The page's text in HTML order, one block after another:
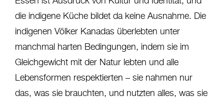
die indigene Küche bildet da keine Ausnahme. Die
indigenen Völker Kanadas überlebten unter
manchmal harten Bedingungen, indem sie im
Gleichgewicht mit der Natur lebten und alle
Lebensformen respektierten – sie nahmen nur
das, was sie brauchten, und nutzten alles, was sie